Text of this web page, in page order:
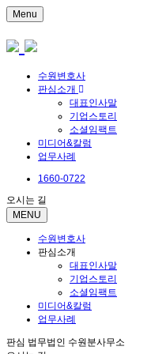
Menu
수원변호사
판심소개
대표인사말
기업스토리
소셜임팩트
미디어&칼럼
업무사례
1660-0722
오시는 길
MENU
수원변호사
판심소개
대표인사말
기업스토리
소셜임팩트
미디어&칼럼
업무사례
판심 법무법인 수원분사무소